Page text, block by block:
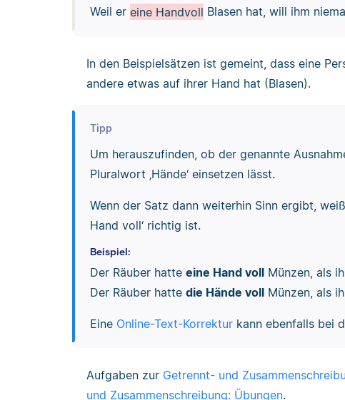
Weil er eine Handvoll Blasen hat, will ihm
In den Beispielsätzen ist gemeint, dass eine
andere etwas auf ihrer Hand hat (Blasen).
Tipp
Um herauszufinden, ob der genannte
Pluralwort ‚Hände‘ einsetzen lässt.
Wenn der Satz dann weiterhin Sinn ergibt,
Hand voll‘ richtig ist.
Beispiel:
Der Räuber hatte eine Hand vollMünzen, als
Der Räuber hatte die Hände vollMünzen, als
Eine Online-Text-Korrekturkann ebenfalls bei
Aufgaben zur Getrennt- und
und Zusammenschreibung: Übungen.